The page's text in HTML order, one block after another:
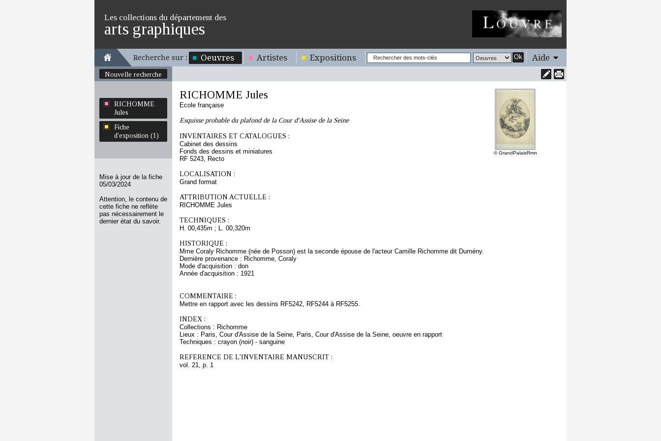
Les collections du département des
arts graphiques
Recherche sur : Oeuvres Artistes Expositions Ok Aide
Nouvelle recherche
RICHOMME
Jules
Fiche
d'exposition (1)
Mise à jour de la fiche
05/03/2024
Attention, le contenu de
cette fiche ne reflète
pas nécessairement le
dernier état du savoir.
© GrandPalaisRmn
RICHOMME Jules
Ecole française
Esquisse probable du plafond de la Cour d'Assise de la Seine
INVENTAIRES ET CATALOGUES :
Cabinet des dessins
Fonds des dessins et miniatures
RF 5243, Recto
LOCALISATION :
Grand format
ATTRIBUTION ACTUELLE :
RICHOMME Jules
TECHNIQUES :
H. 00,435m ; L. 00,320m
HISTORIQUE :
Mme Coraly Richomme (née de Posson) est la seconde épouse de l'acteur Camille Richomme dit Dumény.
Dernière provenance : Richomme, Coraly
Mode d'acquisition : don
Année d'acquisition : 1921
COMMENTAIRE :
Mettre en rapport avec les dessins RF5242, RF5244 à RF5255.
INDEX :
Collections : Richomme
Lieux : Paris, Cour d'Assise de la Seine, Paris, Cour d'Assise de la Seine, oeuvre en rapport
Techniques : crayon (noir) - sanguine
REFERENCE DE L'INVENTAIRE MANUSCRIT :
vol. 21, p. 1